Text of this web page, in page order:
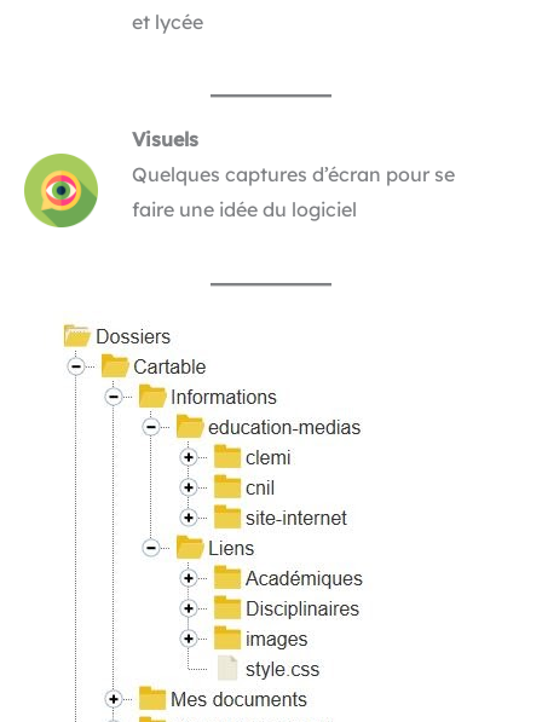
et lycée
Visuels
Quelques captures d’écran pour se
faire une idée du logiciel